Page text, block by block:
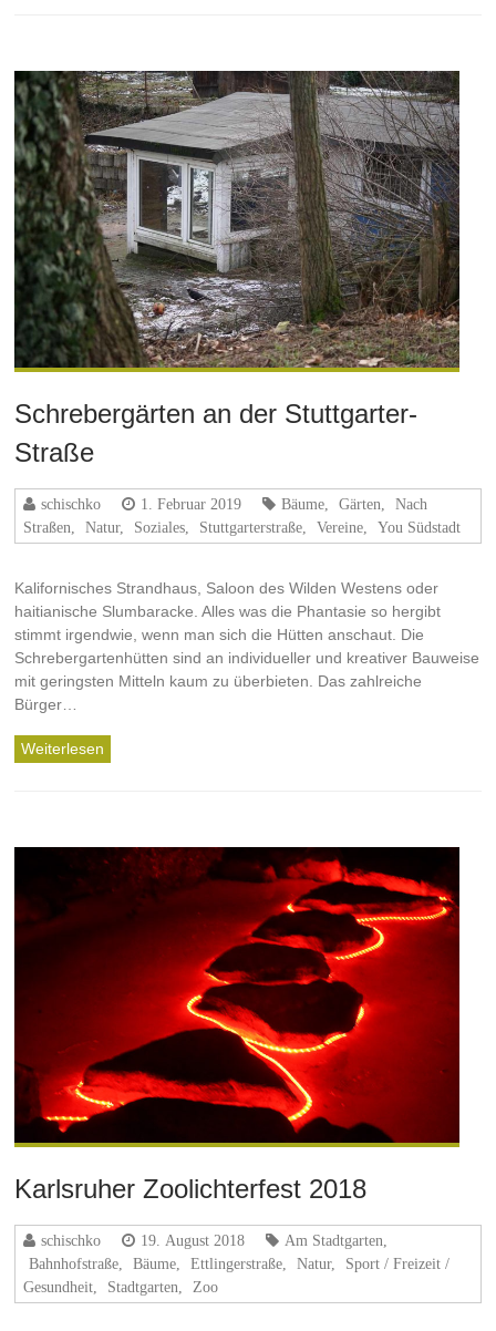
Schrebergärten an der Stuttgarter-
Straße
schischko 1. Februar 2019 Bäume Gärten
Nach
Straßen
Natur, Soziales Stuttgarterstraße Vereine You Südstadt
Kalifornisches Strandhaus, Saloon des Wilden Westens oder
haitianische Slumbaracke. Alles was die Phantasie so hergibt
stimmt irgendwie, wenn man sich die Hütten anschaut. Die
Schrebergartenhütten sind an individueller und kreativer Bauweise
mit geringsten Mitteln kaum zu überbieten. Das zahlreiche
Bürger…
Weiterlesen
Karlsruher Zoolichterfest 2018
schischko 19. August 2018 Am Stadtgarten
Bahnhofstraße
Bäume Ettlingerstraße Natur,
Sport / Freizeit /
Gesundheit
Stadtgarten Zoo